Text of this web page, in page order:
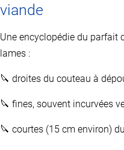
viande
Une encyclopédie du parfait
lames :
🔪 droites du couteau à
🔪 fines, souvent incurvées
🔪 courtes (15 cm environ)